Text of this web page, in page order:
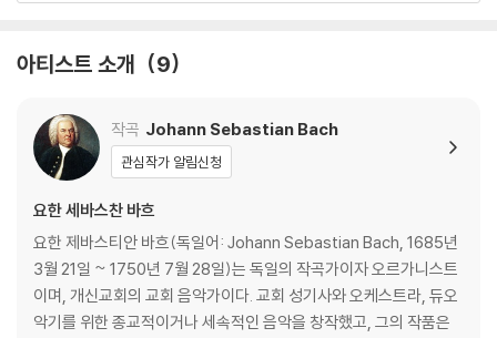
아티스트 소개 9
작곡 Johann Sebastian Bach
관심작가 알림신청
요한 세바스찬 바흐
요한 제바스티안 바흐(독일어: Johann Sebastian Bach, 1685년
3월 21일 ~ 1750년 7월 28일)는 독일의 작곡가이자 오르가니스트
이며, 개신교회의 교회 음악가이다. 교회 성기사와 오케스트라, 듀오
악기를 위한 종교적이거나 세속적인 음악을 창작했고, 그의 작품은